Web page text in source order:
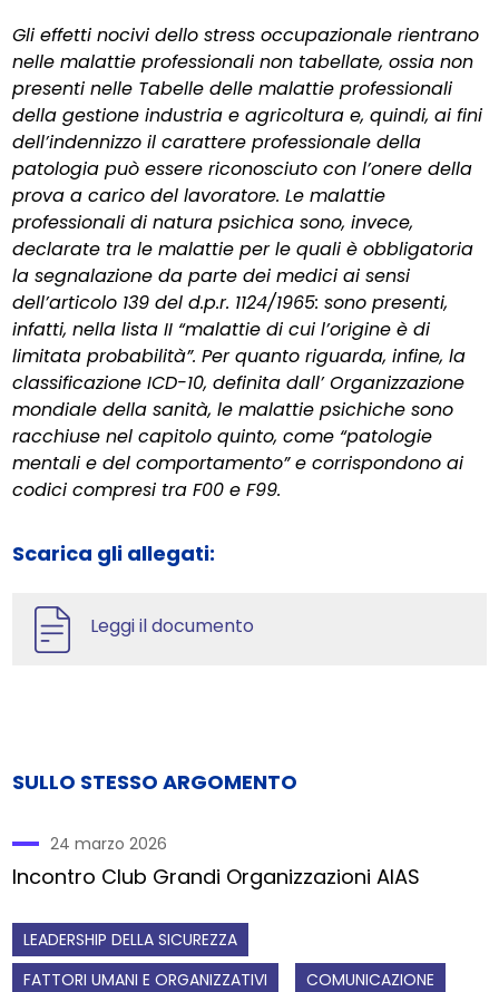
Gli effetti nocivi dello stress occupazionale rientrano
nelle malattie professionali non tabellate, ossia non
presenti nelle Tabelle delle malattie professionali
della gestione industria e agricoltura e, quindi, ai fini
dell’indennizzo il carattere professionale della
patologia può essere riconosciuto con l’onere della
prova a carico del lavoratore. Le malattie
professionali di natura psichica sono, invece,
declarate tra le malattie per le quali è obbligatoria
la segnalazione da parte dei medici ai sensi
dell’articolo 139 del d.p.r. 1124/1965: sono presenti,
infatti, nella lista II “malattie di cui l’origine è di
limitata probabilità”. Per quanto riguarda, infine, la
classificazione ICD-10, definita dall’ Organizzazione
mondiale della sanità, le malattie psichiche sono
racchiuse nel capitolo quinto, come “patologie
mentali e del comportamento” e corrispondono ai
codici compresi tra F00 e F99.
Scarica gli allegati:
Leggi il documento
SULLO STESSO ARGOMENTO
24 marzo 2026
Incontro Club Grandi Organizzazioni AIAS
LEADERSHIP DELLA SICUREZZA
FATTORI UMANI E ORGANIZZATIVI
COMUNICAZIONE